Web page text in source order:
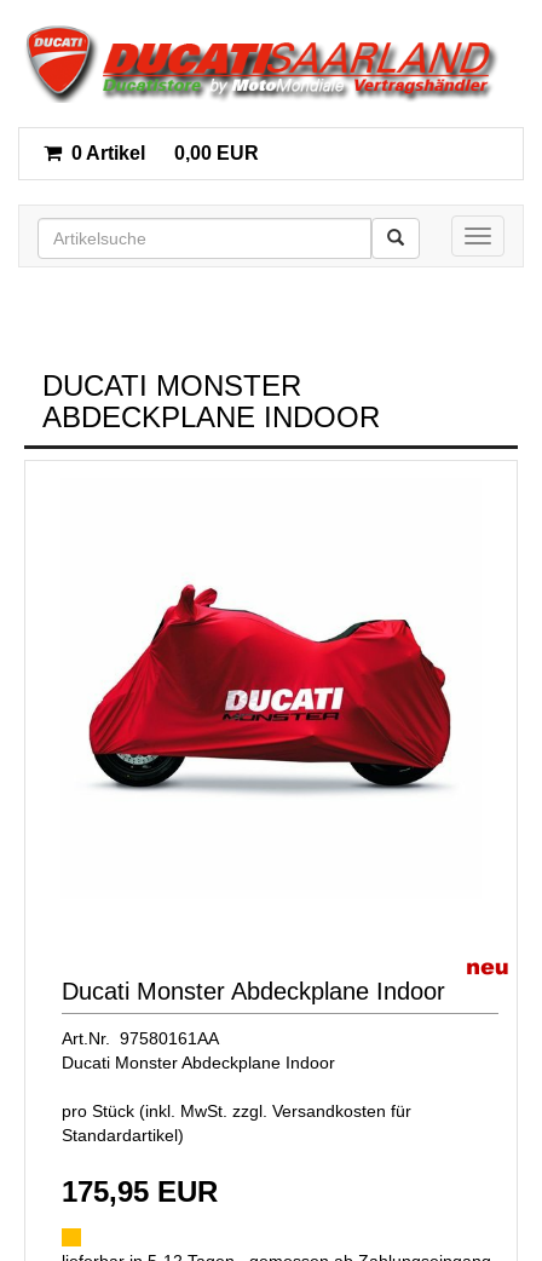
0 Artikel 0,00 EUR
Toggle
DUCATI MONSTER
ABDECKPLANE INDOOR
Ducati Monster Abdeckplane Indoor
Art.Nr. 97580161AA
Ducati Monster Abdeckplane Indoor
pro Stück (inkl. MwSt. zzgl. Versandkosten für
Standardartikel)
175,95 EUR